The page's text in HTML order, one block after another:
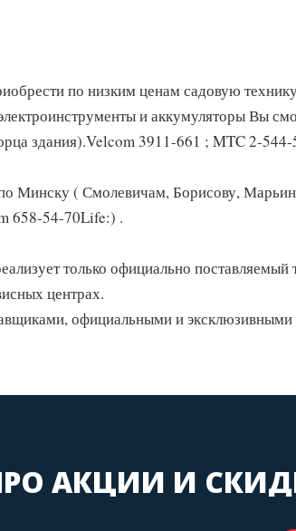
по низким ценам садовую
и аккумуляторы Вы
здания).Velcom 3911-661 ; MTC 2-544-
по Минску ( Смолевичам, Борисову,
658-54-70Life:) .
только официально
центрах.
официальными и
АКЦИИ И